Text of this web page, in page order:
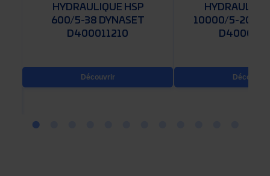
HYDRAULIQUE HSP
600/5-38 DYNASET
D400011210
Découvrir
10000/5-200
Découvrir